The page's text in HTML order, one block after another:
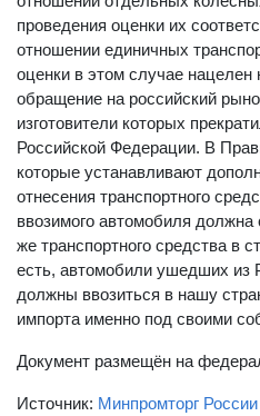
проведения оценки их
отношении единичных
оценки в этом случае нацелен
обращение на российский
изготовители которых
Российской Федерации. В
которые устанавливают
отнесения транспортного
ввозимого автомобиля должна
же транспортного средства в
есть, автомобили ушедших из
должны ввозиться в нашу
импорта именно под своими
Документ размещён на
Источник: Минпромторг России